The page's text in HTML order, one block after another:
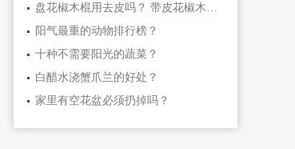
盘花椒木棍用去皮吗？ 带皮花椒木棍怎样盘玩？
阳气最重的动物排行榜？
十种不需要阳光的蔬菜？
白醋水浇蟹爪兰的好处？
家里有空花盆必须扔掉吗？